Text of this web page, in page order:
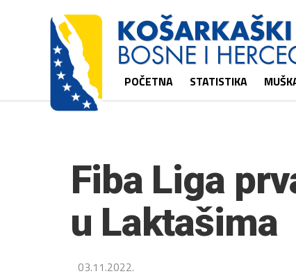
POČETNA STATISTIKA
Fiba Liga
u Laktašima
03.11.2022.